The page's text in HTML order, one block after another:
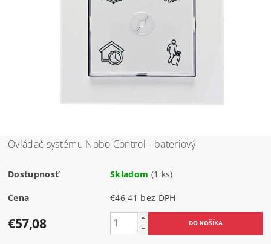
Ovládač systému Nobo Control - bateriový
Dostupnosť Skladom (1 ks)
Cena €46,41 bez DPH
€57,08